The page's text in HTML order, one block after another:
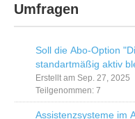
Umfragen
Soll die Abo-Option
standartmäßig aktiv
Erstellt am Sep. 27, 2025
Teilgenommen: 7
Assistenzsysteme im